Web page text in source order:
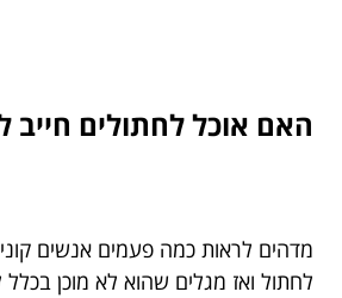
האם אוכל לחתולים חייב
מדהים לראות כמה פעמים אנשים
לחתול ואז מגלים שהוא לא מוכן בכלל